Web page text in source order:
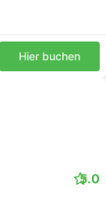
Hier buchen
5.0